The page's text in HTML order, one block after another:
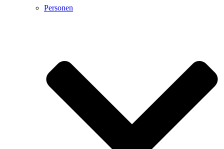
Personen